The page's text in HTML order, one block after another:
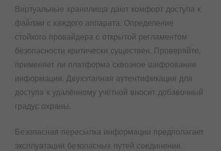
Виртуальные хранилища дают комфорт доступа к
файлам с каждого аппарата. Определение
стойкого провайдера с открытой регламентом
безопасности критически существен. Проверяйте,
применяет ли платформа сквозное шифрование
информации. Двухэтапная аутентификация для
доступа к удалённому учётной вносит добавочный
градус охраны.
Безопасная пересылка информации предполагает
эксплуатации безопасных путей соединения.